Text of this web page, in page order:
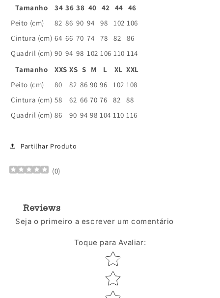
Tamanho 34 36 38 40 42 44 46
Peito (cm)
82 86 90 94 98 102 106
Cintura (cm) 64 66 70 74 78 82
86
Quadril (cm) 90 94 98 102 106 110 114
Tamanho
XXS XS S M L XL XXL
Peito (cm)
80 82 86 90 96 102 108
Cintura (cm) 58 62 66 70 76 82
88
Quadril (cm) 86 90 94 98 104 110 116
SKU:
SKU:Partilhar Produto
(0)
Reviews
Seja o primeiro a escrever um comentário
Toque para Avaliar:
Star rating